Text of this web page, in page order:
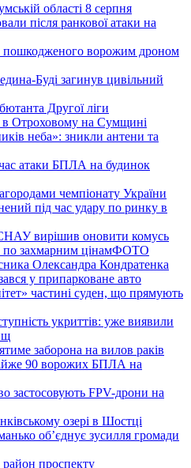
області 8 серпня
після ранкової атаки на
пошкодженого ворожим дроном
Буді загинув цивільний
Другої ліги
Отроховому на Сумщині
неба»: зникли антени та
атаки БПЛА на будинок
чемпіонату України
під час удару по ринку в
вирішив оновити комусь
захмарним цінамФОТО
Олександра Кондратенка
у припарковане авто
частині суден, що прямують
укриттів: уже виявили
заборона на вилов раків
90 ворожих БПЛА на
застосовують FPV-дрони на
озері в Шостці
об’єднує зусилля громади
проспекту